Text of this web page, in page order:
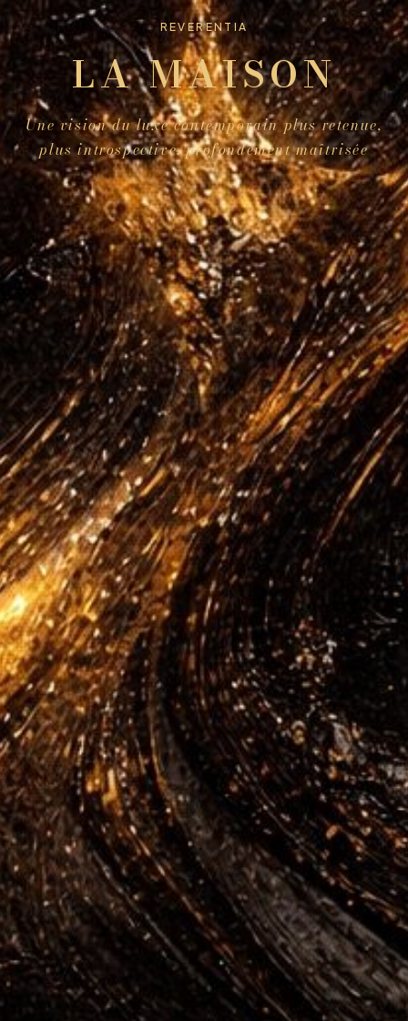
REVERENTIA
LA MAISON
Une vision du luxe contemporain plus retenue,
plus introspective, profondément maîtrisée